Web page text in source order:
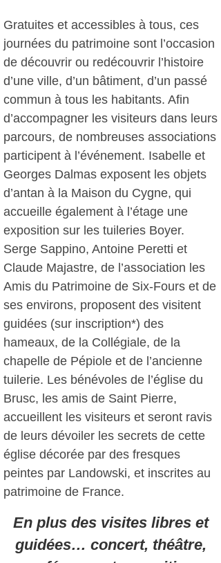
Gratuites et accessibles à tous, ces
journées du patrimoine sont l’occasion
de découvrir ou redécouvrir l’histoire
d’une ville, d’un bâtiment, d’un passé
commun à tous les habitants. Afin
d’accompagner les visiteurs dans leurs
parcours, de nombreuses associations
participent à l’événement. Isabelle et
Georges Dalmas exposent les objets
d’antan à la Maison du Cygne, qui
accueille également à l’étage une
exposition sur les tuileries Boyer.
Serge Sappino, Antoine Peretti et
Claude Majastre, de l’association les
Amis du Patrimoine de Six-Fours et de
ses environs, proposent des visitent
guidées (sur inscription*) des
hameaux, de la Collégiale, de la
chapelle de Pépiole et de l’ancienne
tuilerie. Les bénévoles de l’église du
Brusc, les amis de Saint Pierre,
accueillent les visiteurs et seront ravis
de leurs dévoiler les secrets de cette
église décorée par des fresques
peintes par Landowski, et inscrites au
patrimoine de France.
En plus des visites libres et
guidées… concert, théâtre,